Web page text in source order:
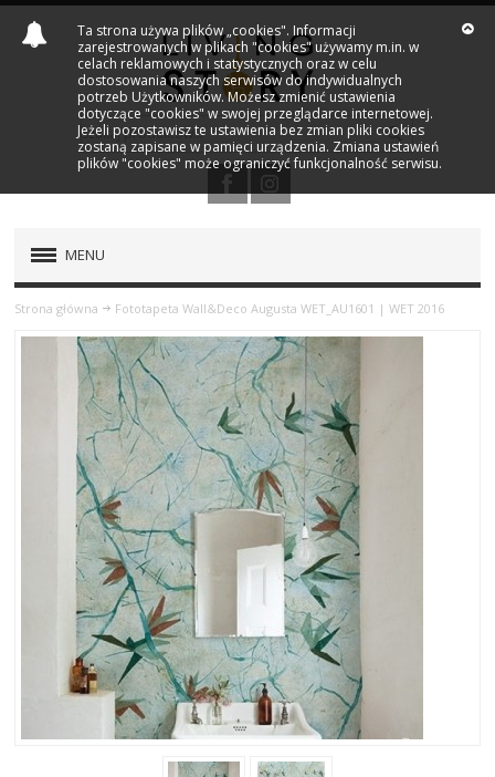
MENU
PRODUKTY
NOWOŚCI
OUTLET
AKTUALNOSCI
STREFA-PROJEKTANTA
REALIZACJE
INSPIRACJE
KONTAKT
Strona główna Fototapeta Wall&Deco Augusta WET_AU1601 | WET 2016
Ta strona używa plików „cookies". Informacji
zarejestrowanych w plikach "cookies" używamy m.in. w
celach reklamowych i statystycznych oraz w celu
dostosowania naszych serwisów do indywidualnych
potrzeb Użytkowników. Możesz zmienić ustawienia
dotyczące "cookies" w swojej przeglądarce internetowej.
Jeżeli pozostawisz te ustawienia bez zmian pliki cookies
zostaną zapisane w pamięci urządzenia. Zmiana ustawień
plików "cookies" może ograniczyć funkcjonalność serwisu.